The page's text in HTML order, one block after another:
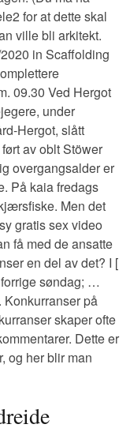
for at dette skal
ville bli arkitekt.
in Scaffolding
09.30 Ved Hergot
under
Hergot, slått
av oblt Stöwer
overgangsalder er
På kaia fredags
Men det
gratis sex video
få med de ansatte
en del av det? I [
søndag; …
på
skaper ofte
Dette er
og her blir man